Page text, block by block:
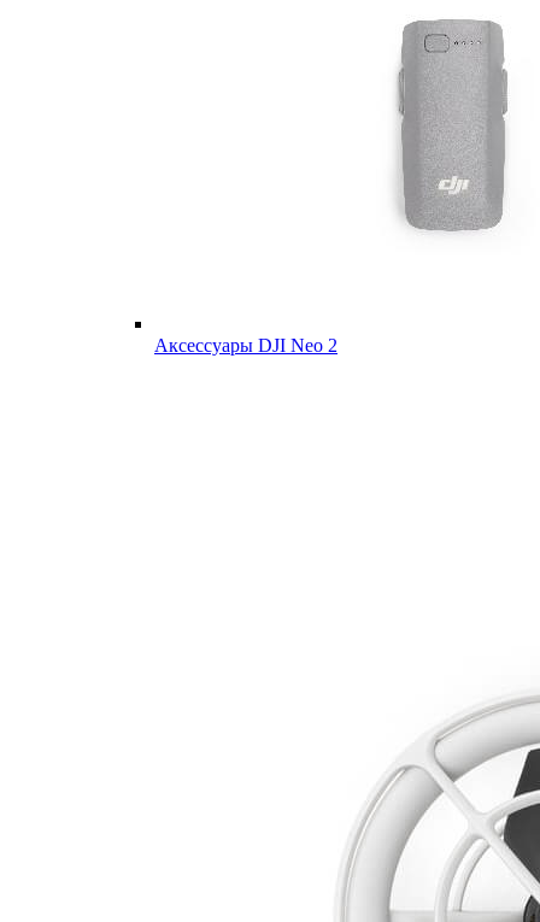
Аксессуары DJI Neo 2